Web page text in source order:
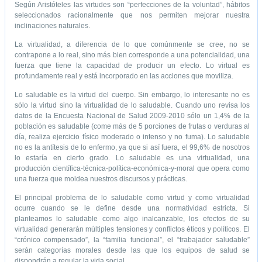
Buenas Prácticas 2013 Formulario inscripción jornada de Buenas
Según Aristóteles las virtudes son “perfecciones de la voluntad”, hábitos
seleccionados racionalmente que nos permiten mejorar nuestra
inclinaciones naturales.
La virtualidad, a diferencia de lo que comúnmente se cree, no se
contrapone a lo real, sino más bien corresponde a una potencialidad, una
fuerza que tiene la capacidad de producir un efecto. Lo virtual es
profundamente real y está incorporado en las acciones que moviliza.
Lo saludable es la virtud del cuerpo. Sin embargo, lo interesante no es
sólo la virtud sino la virtualidad de lo saludable. Cuando uno revisa los
datos de la Encuesta Nacional de Salud 2009-2010 sólo un 1,4% de la
población es saludable (come más de 5 porciones de frutas o verduras al
día, realiza ejercicio físico moderado o intenso y no fuma). Lo saludable
no es la antítesis de lo enfermo, ya que si así fuera, el 99,6% de nosotros
lo estaría en cierto grado. Lo saludable es una virtualidad, una
producción científica-técnica-política-económica-y-moral que opera como
una fuerza que moldea nuestros discursos y prácticas.
El principal problema de lo saludable como virtud y como virtualidad
ocurre cuando se le define desde una normatividad estricta. Si
planteamos lo saludable como algo inalcanzable, los efectos de su
virtualidad generarán múltiples tensiones y conflictos éticos y políticos. El
“crónico compensado”, la “familia funcional”, el “trabajador saludable”
serán categorías morales desde las que los equipos de salud se